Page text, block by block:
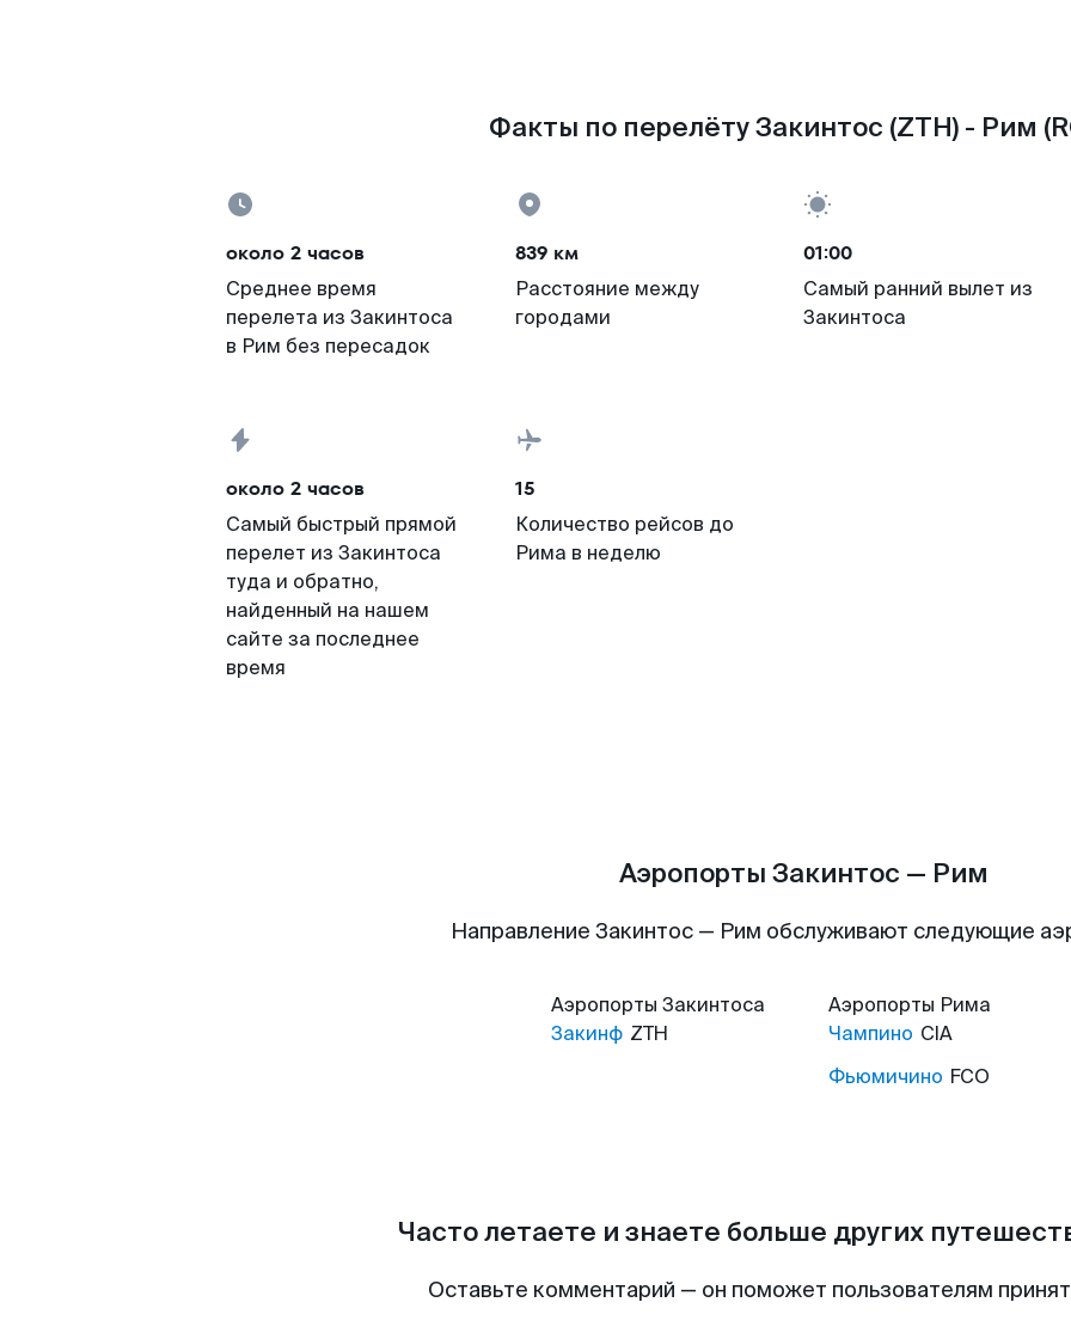
Факты по перелёту Закинтос (ZTH) - Рим
около 2 часов
Среднее время
перелета из Закинтоса
в Рим без пересадок
839 км
Расстояние между
городами
01:00
Самый ранний вылет из
Закинтоса
около 2 часов
Самый быстрый прямой
перелет из Закинтоса
туда и обратно,
найденный на нашем
сайте за последнее
время
15
Количество рейсов до
Рима в неделю
Аэропорты Закинтос — Рим
Направление Закинтос — Рим обслуживают следующие
Аэропорты Закинтоса
Закинф ZTH
Аэропорты Рима
Чампино CIA
Фьюмичино FCO
Часто летаете и знаете больше других
Оставьте комментарий — он поможет пользователям